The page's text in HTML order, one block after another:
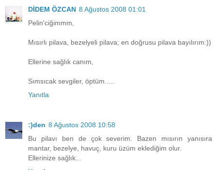
DİDEM ÖZCAN 8 Ağustos 2008 01:01
Pelin'ciğimmm,
Mısırlı pilava, bezelyeli pilava; en doğrusu pilava bayılırım:))
Ellerine sağlık canım,
Sımsıcak sevgiler, öptüm.....
Yanıtla
:)den 8 Ağustos 2008 10:58
Bu pilavı ben de çok severim. Bazen mısırın yanısıra
mantar, bezelye, havuç, kuru üzüm eklediğim olur.
Ellerinize sağlık...